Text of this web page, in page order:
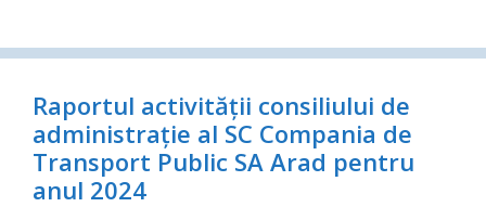
Raportul activității consiliului de
administrație al SC Compania de
Transport Public SA Arad pentru
anul 2024